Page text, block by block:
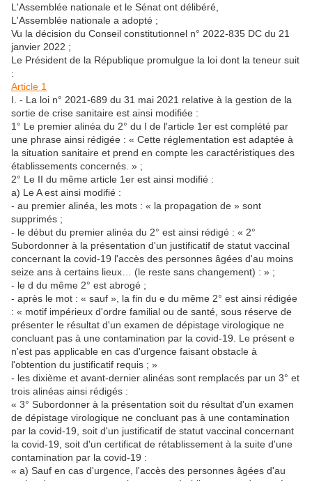
L'Assemblée nationale et le Sénat ont délibéré,
L'Assemblée nationale a adopté ;
Vu la décision du Conseil constitutionnel n° 2022-835 DC du 21
janvier 2022 ;
Le Président de la République promulgue la loi dont la teneur suit
:
Article 1
I. - La loi n° 2021-689 du 31 mai 2021 relative à la gestion de la
sortie de crise sanitaire est ainsi modifiée :
1° Le premier alinéa du 2° du I de l'article 1er est complété par
une phrase ainsi rédigée : « Cette réglementation est adaptée à
la situation sanitaire et prend en compte les caractéristiques des
établissements concernés. » ;
2° Le II du même article 1er est ainsi modifié :
a) Le A est ainsi modifié :
- au premier alinéa, les mots : « la propagation de » sont
supprimés ;
- le début du premier alinéa du 2° est ainsi rédigé : « 2°
Subordonner à la présentation d'un justificatif de statut vaccinal
concernant la covid-19 l'accès des personnes âgées d'au moins
seize ans à certains lieux… (le reste sans changement) : » ;
- le d du même 2° est abrogé ;
- après le mot : « sauf », la fin du e du même 2° est ainsi rédigée
: « motif impérieux d'ordre familial ou de santé, sous réserve de
présenter le résultat d'un examen de dépistage virologique ne
concluant pas à une contamination par la covid-19. Le présent e
n'est pas applicable en cas d'urgence faisant obstacle à
l'obtention du justificatif requis ; »
- les dixième et avant-dernier alinéas sont remplacés par un 3° et
trois alinéas ainsi rédigés :
« 3° Subordonner à la présentation soit du résultat d'un examen
de dépistage virologique ne concluant pas à une contamination
par la covid-19, soit d'un justificatif de statut vaccinal concernant
la covid-19, soit d'un certificat de rétablissement à la suite d'une
contamination par la covid-19 :
« a) Sauf en cas d'urgence, l'accès des personnes âgées d'au